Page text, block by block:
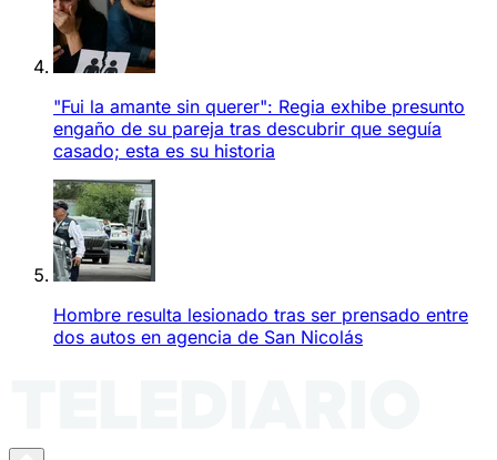
"Fui la amante sin querer": Regia exhibe presunto
engaño de su pareja tras descubrir que seguía
casado; esta es su historia
Hombre resulta lesionado tras ser prensado entre
dos autos en agencia de San Nicolás